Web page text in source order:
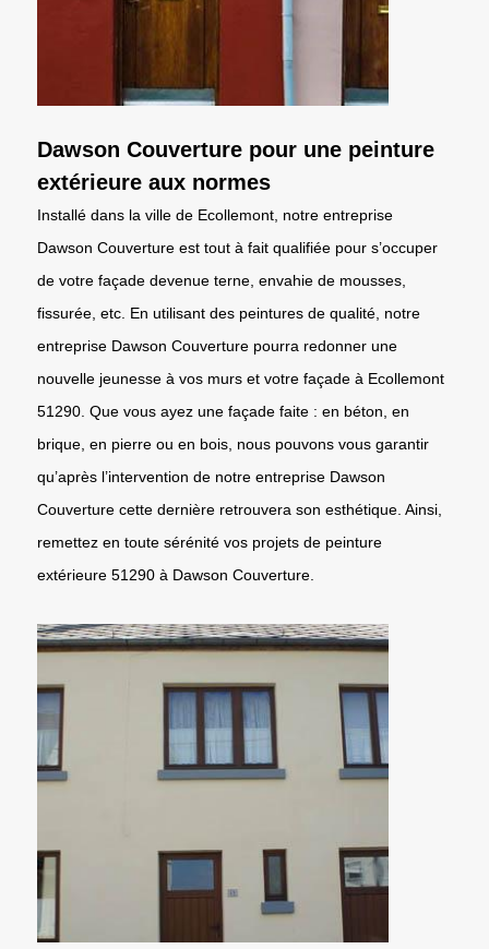
Dawson Couverture pour une peinture
extérieure aux normes
Installé dans la ville de Ecollemont, notre entreprise
Dawson Couverture est tout à fait qualifiée pour s’occuper
de votre façade devenue terne, envahie de mousses,
fissurée, etc. En utilisant des peintures de qualité, notre
entreprise Dawson Couverture pourra redonner une
nouvelle jeunesse à vos murs et votre façade à Ecollemont
51290. Que vous ayez une façade faite : en béton, en
brique, en pierre ou en bois, nous pouvons vous garantir
qu’après l’intervention de notre entreprise Dawson
Couverture cette dernière retrouvera son esthétique. Ainsi,
remettez en toute sérénité vos projets de peinture
extérieure 51290 à Dawson Couverture.